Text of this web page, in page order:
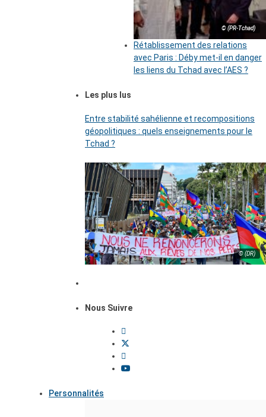
© (PR-Tchad)
Rétablissement des relations
avec Paris : Déby met-il en danger
les liens du Tchad avec l’AES ?
Les plus lus
Entre stabilité sahélienne et recompositions
géopolitiques : quels enseignements pour le
Tchad ?
© (DR)
Nous Suivre
Personnalités